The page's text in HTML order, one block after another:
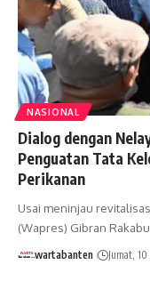
NASIONAL
Dialog dengan
Penguatan Tata
Perikanan
Usai meninjau
(Wapres) Gibran
wartabanten Jumat,